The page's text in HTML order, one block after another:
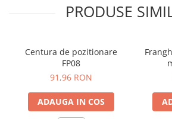
fabricație menționată pe eticheta
prezentarea pentru vânzarea cu
Materiale
PRODUSE
Centura de pozitionare
FP08
91,96 RON
ADAUGA IN COS